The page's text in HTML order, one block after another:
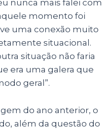
nunca mais falei com
momento foi
uma conexão muito
situacional.
situação não faria
era uma galera que
geral”.
do ano anterior, o
além da questão do